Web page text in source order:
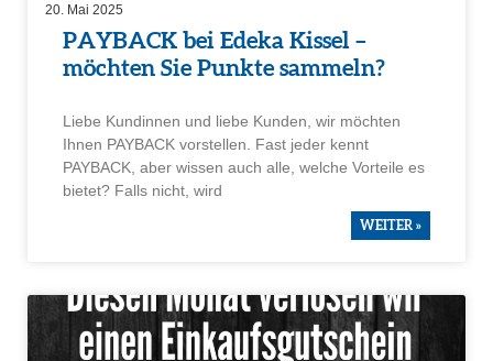
PAYBACK bei Edeka Kissel –
möchten Sie Punkte sammeln?
Liebe Kundinnen und liebe Kunden, wir möchten
Ihnen PAYBACK vorstellen. Fast jeder kennt
PAYBACK, aber wissen auch alle, welche Vorteile es
bietet? Falls nicht, wird
WEITER »
20. Mai 2025